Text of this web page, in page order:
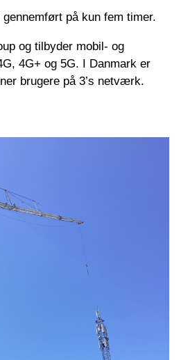
på kun fem timer.
og tilbyder mobil- og
4G+ og 5G. I Danmark er
brugere på 3’s netværk.